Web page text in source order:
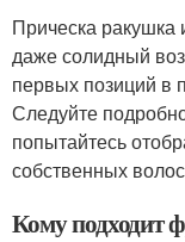
Прическа ракушка
даже солидный
первых позиций в
Следуйте
попытайтесь
собственных
Кому подходит